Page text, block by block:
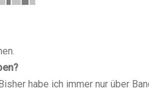
habe ich immer nur über